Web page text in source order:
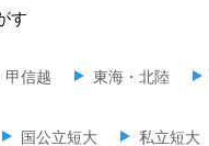
す
甲信越 東海・北陸
国公立短大 私立短大